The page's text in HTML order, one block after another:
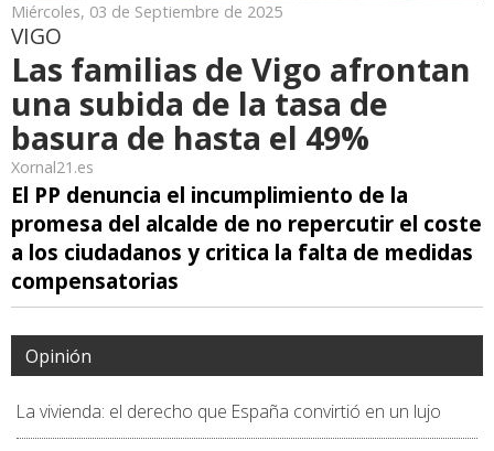
Miércoles, 03 de Septiembre de 2025
VIGO
Las familias de Vigo afrontan
una subida de la tasa de
basura de hasta el 49%
Xornal21.es
El PP denuncia el incumplimiento de la
promesa del alcalde de no repercutir el coste
a los ciudadanos y critica la falta de medidas
compensatorias
Opinión
La vivienda: el derecho que España convirtió en un lujo